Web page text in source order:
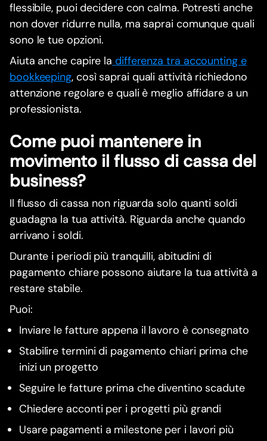
flessibile, puoi decidere con calma. Potresti anche
non dover ridurre nulla, ma saprai comunque quali
sono le tue opzioni.
Aiuta anche capire la differenza tra accounting e
bookkeeping, così saprai quali attività richiedono
attenzione regolare e quali è meglio affidare a un
professionista.
Come puoi mantenere in
movimento il flusso di cassa del
business?
Il flusso di cassa non riguarda solo quanti soldi
guadagna la tua attività. Riguarda anche quando
arrivano i soldi.
Durante i periodi più tranquilli, abitudini di
pagamento chiare possono aiutare la tua attività a
restare stabile.
Puoi:
Inviare le fatture appena il lavoro è consegnato
Stabilire termini di pagamento chiari prima che
inizi un progetto
Seguire le fatture prima che diventino scadute
Chiedere acconti per i progetti più grandi
Usare pagamenti a milestone per i lavori più